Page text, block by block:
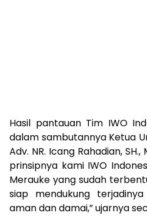
Hasil pantauan Tim IWO
dalam sambutannya Ketua
Adv. NR. Icang Rahadian,
prinsipnya kami IWO
Merauke yang sudah
siap mendukung
aman dan damai,” ujarnya